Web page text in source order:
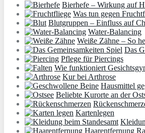
Bierhefe – Wirkung auf
Was tun gegen
Blutgruppen – Einfluss auf
Water-Balancing
Weiße Zähne – So
Das
Pflege für Piercings
Wie funktioniert
Kur bei Arthrose
Hausmittel
Beliebte Kurorte an der
Kartenlegen
Haarentfernung